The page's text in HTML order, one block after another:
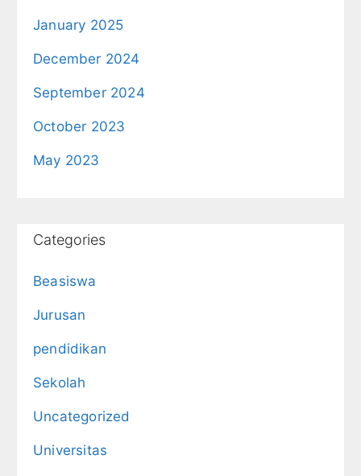
January 2025
December 2024
September 2024
October 2023
May 2023
Categories
Beasiswa
Jurusan
pendidikan
Sekolah
Uncategorized
Universitas